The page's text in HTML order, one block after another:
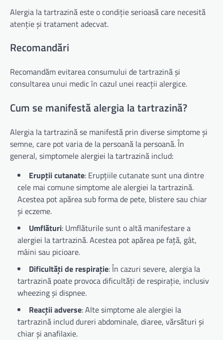
Alergia la tartrazină este o condiție serioasă care necesită
atenție și tratament adecvat.
Recomandări
Recomandăm evitarea consumului de tartrazină și
consultarea unui medic în cazul unei reacții alergice.
Cum se manifestă alergia la tartrazină?
Alergia la tartrazină se manifestă prin diverse simptome și
semne, care pot varia de la persoană la persoană. În
general, simptomele alergiei la tartrazină includ:
Erupții cutanate: Erupțiile cutanate sunt una dintre
cele mai comune simptome ale alergiei la tartrazină.
Acestea pot apărea sub forma de pete, blistere sau chiar
și eczeme.
Umflături: Umflăturile sunt o altă manifestare a
alergiei la tartrazină. Acestea pot apărea pe față, gât,
mâini sau picioare.
Dificultăți de respirație: În cazuri severe, alergia la
tartrazină poate provoca dificultăți de respirație, inclusiv
wheezing și dispnee.
Reacții adverse: Alte simptome ale alergiei la
tartrazină includ dureri abdominale, diaree, vărsături și
chiar și anafilaxie.